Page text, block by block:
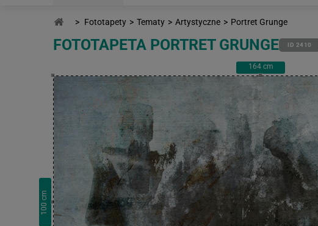
> Fototapety > Tematy > Artystyczne > Portret Grunge
FOTOTAPETA PORTRET GRUNGE ID 2410
164cm
100
cm